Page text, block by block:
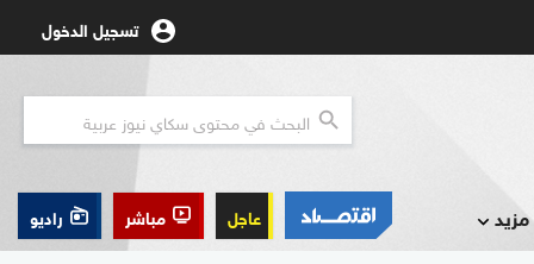
تسجيل الدخول
مزيد عاجل مباشر راديو